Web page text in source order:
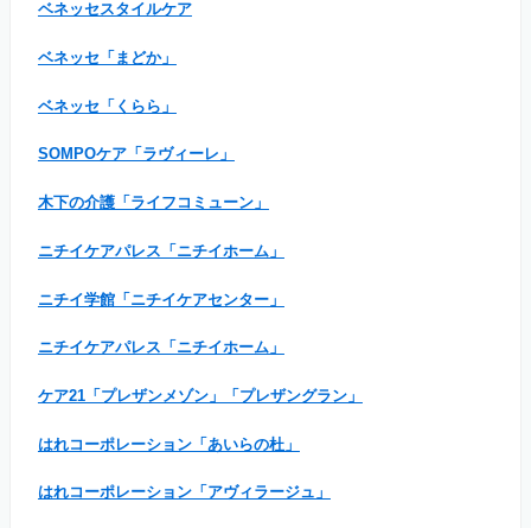
ベネッセスタイルケア
ベネッセ「まどか」
ベネッセ「くらら」
SOMPOケア「ラヴィーレ」
木下の介護「ライフコミューン」
ニチイケアパレス「ニチイホーム」
ニチイ学館「ニチイケアセンター」
ニチイケアパレス「ニチイホーム」
ケア21「プレザンメゾン」「プレザングラン」
はれコーポレーション「あいらの杜」
はれコーポレーション「アヴィラージュ」